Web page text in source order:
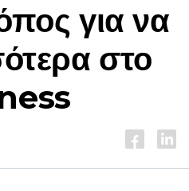
για να
στο